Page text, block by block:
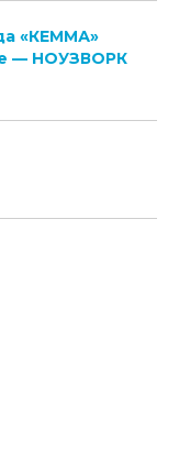
«КЕММА»
— НОУЗВОРК